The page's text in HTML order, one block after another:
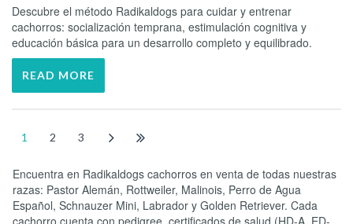
Descubre el método Radikaldogs para cuidar y entrenar
cachorros: socialización temprana, estimulación cognitiva y
educación básica para un desarrollo completo y equilibrado.
READ MORE
1 2 3
Encuentra en Radikaldogs cachorros en venta de todas nuestras
razas: Pastor Alemán, Rottweiler, Malinois, Perro de Agua
Español, Schnauzer Mini, Labrador y Golden Retriever. Cada
cachorro cuenta con pedigree, certificados de salud (HD-A, ED-